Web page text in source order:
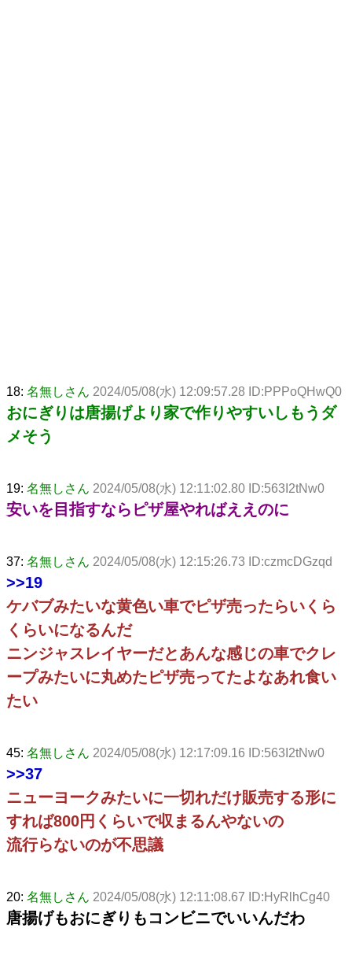
18: 名無しさん 2024/05/08(水) 12:09:57.28 ID:PPPoQHwQ0
おにぎりは唐揚げより家で作りやすいしもうダ
メそう
19: 名無しさん 2024/05/08(水) 12:11:02.80 ID:563I2tNw0
安いを目指すならピザ屋やればええのに
37: 名無しさん 2024/05/08(水) 12:15:26.73 ID:czmcDGzqd
>>19
ケバブみたいな黄色い車でピザ売ったらいくら
くらいになるんだ
ニンジャスレイヤーだとあんな感じの車でクレ
ープみたいに丸めたピザ売ってたよなあれ食い
たい
45: 名無しさん 2024/05/08(水) 12:17:09.16 ID:563I2tNw0
>>37
ニューヨークみたいに一切れだけ販売する形に
すれば800円くらいで収まるんやないの
流行らないのが不思議
20: 名無しさん 2024/05/08(水) 12:11:08.67 ID:HyRlhCg40
唐揚げもおにぎりもコンビニでいいんだわ